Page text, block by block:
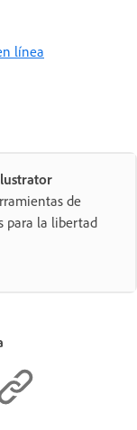
línea
de
para la libertad